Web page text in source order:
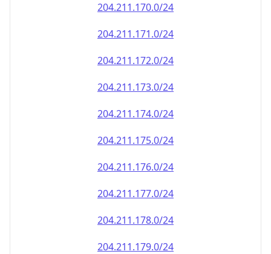
204.211.170.0/24
204.211.171.0/24
204.211.172.0/24
204.211.173.0/24
204.211.174.0/24
204.211.175.0/24
204.211.176.0/24
204.211.177.0/24
204.211.178.0/24
204.211.179.0/24